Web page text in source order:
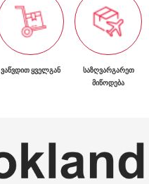
ᲕᲐᲬᲕᲓᲘᲗ ᲧᲕᲔᲚᲒᲐᲜ
ᲡᲐᲖᲦᲕᲐᲠᲒᲐᲠᲔᲗ
ᲛᲘᲬᲝᲓᲔᲑᲐ